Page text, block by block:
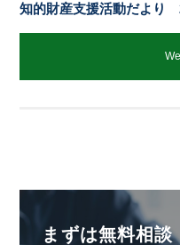
知的財産支援活動だより
まずは無料相談